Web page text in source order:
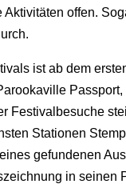
offen.
ist ab dem
Festivalbesuche
Stationen
gefundenen
in seinen